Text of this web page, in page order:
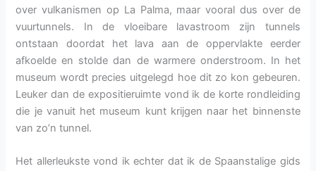
over vulkanismen op La Palma, maar vooral dus over de
vuurtunnels. In de vloeibare lavastroom zijn tunnels
ontstaan doordat het lava aan de oppervlakte eerder
afkoelde en stolde dan de warmere onderstroom. In het
museum wordt precies uitgelegd hoe dit zo kon gebeuren.
Leuker dan de expositieruimte vond ik de korte rondleiding
die je vanuit het museum kunt krijgen naar het binnenste
van zo’n tunnel.
Het allerleukste vond ik echter dat ik de Spaanstalige gids